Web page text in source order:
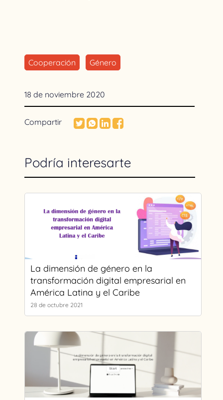
Cooperación Género
18 de noviembre 2020
Compartir
Podría interesarte
La dimensión de género en la
transformación digital empresarial en
América Latina y el Caribe
28 de octubre 2021